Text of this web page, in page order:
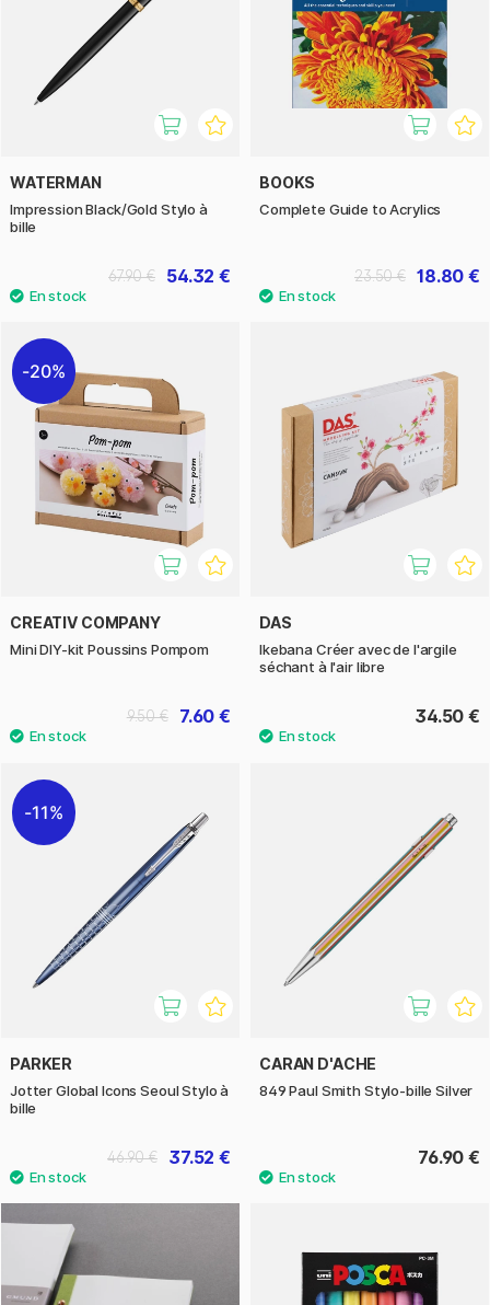
WATERMAN
Impression Black/Gold Stylo à
bille
54.32 €
67.90 €
BOOKS
Complete Guide to Acrylics
18.80 €
23.50 €
20%
CREATIV COMPANY
Mini DIY-kit Poussins Pompom
7.60 €
9.50 €
DAS
Ikebana Créer avec de l'argile
séchant à l'air libre
34.50 €
11%
PARKER
Jotter Global Icons Seoul Stylo à
bille
37.52 €
46.90 €
CARAN D'ACHE
849 Paul Smith Stylo-bille Silver
76.90 €